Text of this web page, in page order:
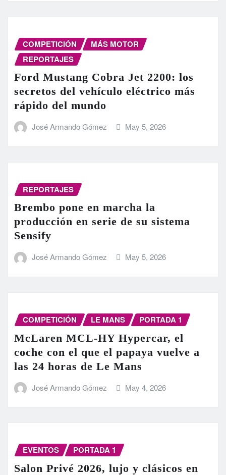
COMPETICIÓN
MÁS MOTOR
REPORTAJES
Ford Mustang Cobra Jet 2200: los
secretos del vehículo eléctrico más
rápido del mundo
José Armando Gómez May 5, 2026
REPORTAJES
Brembo pone en marcha la
producción en serie de su sistema
Sensify
José Armando Gómez May 5, 2026
COMPETICIÓN LE MANS PORTADA 1
McLaren MCL-HY Hypercar, el
coche con el que el papaya vuelve a
las 24 horas de Le Mans
José Armando Gómez May 4, 2026
EVENTOS PORTADA 1
Salon Privé 2026, lujo y clásicos en